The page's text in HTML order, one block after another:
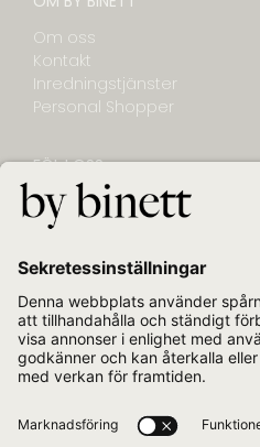
Om oss
Kontakt
Inredningstjänster
Personal Shopper
FÖLJ OSS
NYHETSBREV
E-post
Jag bekräftar att jag vill